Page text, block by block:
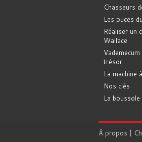
Chasseurs
Les puces
Réaliser un
Wallace
trésor
La machine
Nos clés
La boussole
À propos |